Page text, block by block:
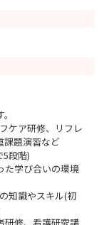
ケア研修、リフレ
課題演習など
段階)
た学び合いの環境
知識やスキル(初